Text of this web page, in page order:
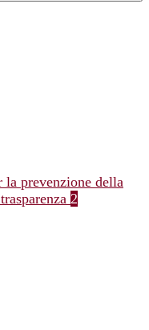
la prevenzione della
2